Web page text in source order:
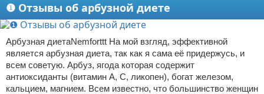
❶ Отзывы об арбузной диете
Арбузная диетаNemforttt На мой взгляд, эффективной
является арбузная диета, так как я сама её придержусь, и
всем советую. Арбуз, ягода которая содержит
антиоксиданты (витамин А, C, ликопен), богат железом,
кальцием, магнием. Всем известно, что большинство женщин